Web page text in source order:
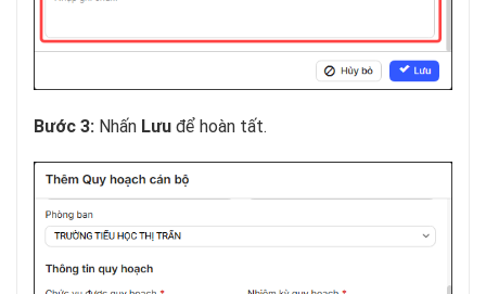
Bước 3: Nhấn Lưu để hoàn tất.